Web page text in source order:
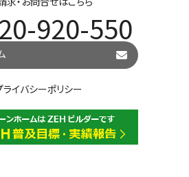
920-550
ライバシーポリシー